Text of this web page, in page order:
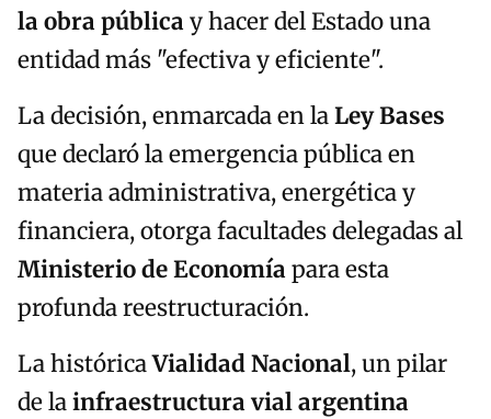
la obra públicay hacer del Estado una
entidad más "efectiva y eficiente".
La decisión, enmarcada en laLey Bases
que declaró la emergencia pública en
materia administrativa, energética y
financiera, otorga facultades delegadas al
Ministerio de Economíapara esta
profunda reestructuración.
La históricaVialidad Nacional, un pilar
de lainfraestructura vial argentina